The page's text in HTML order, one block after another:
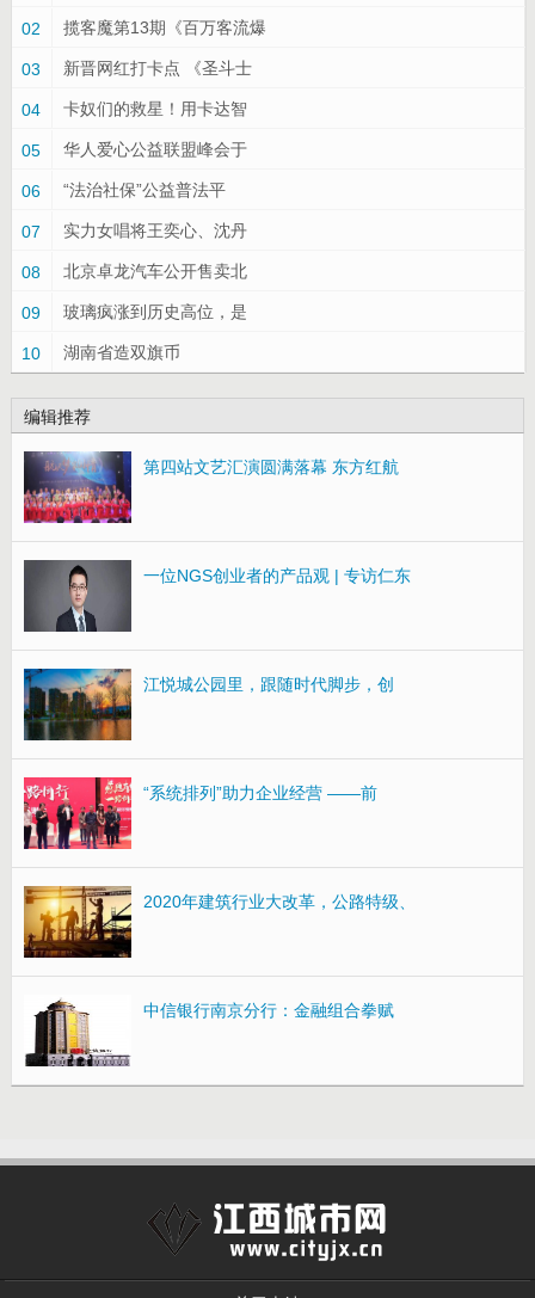
02 揽客魔第13期《百万客流爆
03 新晋网红打卡点 《圣斗士
04 卡奴们的救星！用卡达智
05 华人爱心公益联盟峰会于
06 “法治社保”公益普法平
07 实力女唱将王奕心、沈丹
08 北京卓龙汽车公开售卖北
09 玻璃疯涨到历史高位，是
10 湖南省造双旗币
编辑推荐
第四站文艺汇演圆满落幕 东方红航
一位NGS创业者的产品观 | 专访仁东
江悦城公园里，跟随时代脚步，创
“系统排列”助力企业经营 ——前
2020年建筑行业大改革，公路特级、
中信银行南京分行：金融组合拳赋